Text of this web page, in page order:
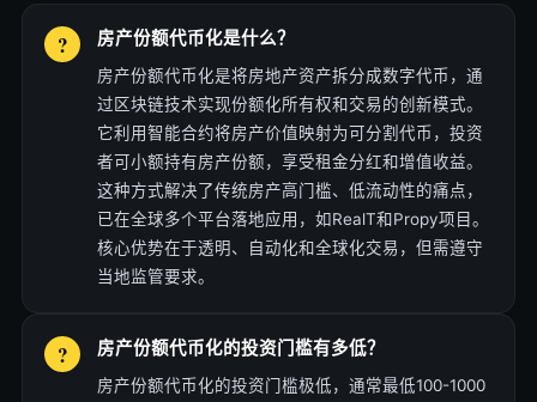
房产份额代币化是什么？
房产份额代币化是将房地产资产拆分成数字代币，通
过区块链技术实现份额化所有权和交易的创新模式。
它利用智能合约将房产价值映射为可分割代币，投资
者可小额持有房产份额，享受租金分红和增值收益。
这种方式解决了传统房产高门槛、低流动性的痛点，
已在全球多个平台落地应用，如RealT和Propy项目。
核心优势在于透明、自动化和全球化交易，但需遵守
当地监管要求。
房产份额代币化的投资门槛有多低？
房产份额代币化的投资门槛极低，通常最低100-1000